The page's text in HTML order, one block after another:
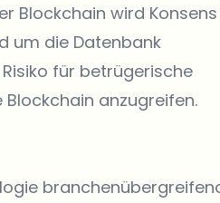
Blockchain wird Konsens
um die Datenbank
für betrügerische
anzugreifen.